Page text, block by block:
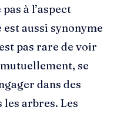
à l’aspect
aussi synonyme
pas rare de voir
se
dans des
arbres. Les